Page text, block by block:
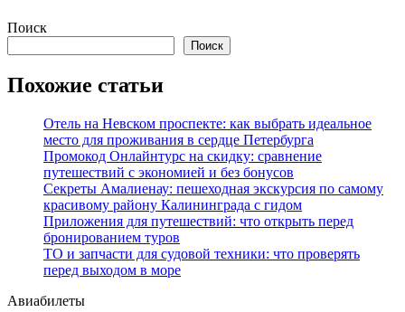
Перейти
содержимому
Поиск
Поиск
Похожие статьи
Отель на Невском проспекте: как выбрать идеальное
место для проживания в сердце Петербурга
Промокод Онлайнтурс на скидку: сравнение
путешествий с экономией и без бонусов
Секреты Амалиенау: пешеходная экскурсия по самому
красивому району Калининграда с гидом
Приложения для путешествий: что открыть перед
бронированием туров
ТО и запчасти для судовой техники: что проверять
перед выходом в море
Авиабилеты